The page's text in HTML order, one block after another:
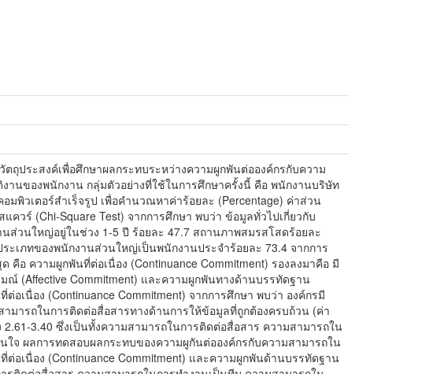
ถุประสงค์เพื่อศึกษาผลกระทบระหว่างความผูกพันต่อองค์กรกับความ
นของพนักงาน กลุ่มตัวอย่างที่ใช้ในการศึกษาครั้งนี้ คือ พนักงานบริษัท
พิวเตอร์สำเร็จรูป เพื่อคำนวณหาค่าร้อยละ (Percentage) ค่าส่วน
วร์ (Chi-Square Test) จากการศึกษา พบว่า ข้อมูลทั่วไปเกี่ยวกับ
ส่วนใหญ่อยู่ในช่วง 1-5 ปี ร้อยละ 47.7 สถานภาพสมรสโสดร้อยละ
เภทของพนักงานส่วนใหญ่เป็นพนักงานประจำร้อยละ 73.4 จากการ
อ ความผูกพันที่ต่อเนื่อง (Continuance Commitment) รองลงมาคือ มี
(Affective Commitment) และความผูกพันทางด้านบรรทัดฐาน
เนื่อง (Continuance Commitment) จากการศึกษา พบว่า องค์กรมี
มารถในการติดต่อสื่อสารทางด้านการให้ข้อมูลที่ถูกต้องครบถ้วน (ค่า
3.40 ซึ่งเป็นทั้งความสามารถในการติดต่อสื่อสาร ความสามารถใน
จ ผลการทดสอบผลกระทบของความผูกันต่อองค์กรกับความสามารถใน
อเนื่อง (Continuance Commitment) และความผูกพันด้านบรรทัดฐาน